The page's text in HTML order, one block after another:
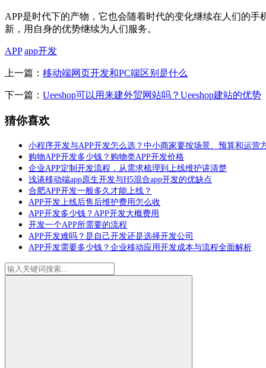
APP是时代下的产物，它也会随着时代的变化继续在人们的手
新，用自身的优势继续为人们服务。
APP app开发
上一篇： 移动端网页开发和PC端区别是什么
下一篇： Ueeshop可以用来建外贸网站吗？Ueeshop建站的优势
猜你喜欢
小程序开发与APP开发怎么选？中小商家要按场景、预算和运营
购物APP开发多少钱？购物类APP开发价格
企业APP定制开发流程，从需求梳理到上线维护讲清楚
浅谈移动端app原生开发与H5混合app开发的优缺点
合肥APP开发一般多久才能上线？
APP开发上线后售后维护费用怎么收
APP开发多少钱？APP开发大概费用
开发一个APP所需要的流程
APP开发难吗？是自己开发还是选择开发公司
APP开发需要多少钱？企业移动应用开发成本与流程全面解析